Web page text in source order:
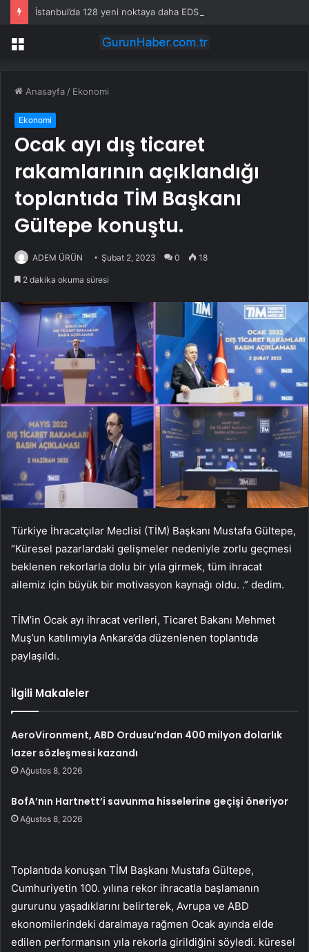
İstanbul’da 128 yeni noktaya daha EDS geliyor
Menü
Anasayfa / Ekonomi
Ekonomi
Ocak ayı dış ticaret
rakamlarının açıklandığı
toplantıda TİM Başkanı
Gültepe konuştu.
ADEM ÜRÜN Şubat 2, 2023 0 18
2 dakika okuma süresi
Türkiye İhracatçılar Meclisi (TİM) Başkanı Mustafa Gültepe,
“Küresel pazarlardaki gelişmeler nedeniyle zorlu geçmesi
beklenen rekorlarla dolu bir yıla girmek, tüm ihracat
ailemiz için büyük bir motivasyon kaynağı oldu. .” dedim.
TİM’in Ocak ayı ihracat verileri, Ticaret Bakanı Mehmet
Muş’un katılımıyla Ankara’da düzenlenen toplantıda
paylaşıldı.
İlgili Makaleler
AeroVironment, ABD Ordusu’ndan 400 milyon dolarlık
lazer sözleşmesi kazandı
Ağustos 8, 2026
BofA’nın Hartnett’i savunma hisselerine geçişi öneriyor
Ağustos 8, 2026
Toplantıda konuşan TİM Başkanı Mustafa Gültepe,
Cumhuriyetin 100. yılına rekor ihracatla başlamanın
gururunu yaşadıklarını belirterek, Avrupa ve ABD
ekonomilerindeki daralmaya rağmen Ocak ayında elde
edilen performansın yıla rekorla girildiğini söyledi. küresel